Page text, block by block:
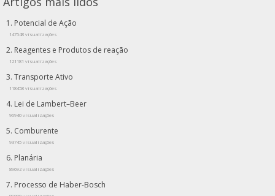
Potencial de Ação
147548 visualizações
Reagentes e Produtos de reação
121181 visualizações
Transporte Ativo
118458 visualizações
Lei de Lambert–Beer
96940 visualizações
Comburente
93745 visualizações
Planária
89692 visualizações
Processo de Haber-Bosch